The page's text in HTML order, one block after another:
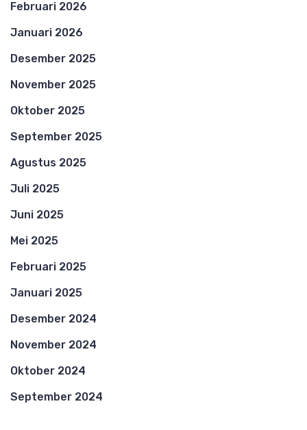
Februari 2026
Januari 2026
Desember 2025
November 2025
Oktober 2025
September 2025
Agustus 2025
Juli 2025
Juni 2025
Mei 2025
Februari 2025
Januari 2025
Desember 2024
November 2024
Oktober 2024
September 2024